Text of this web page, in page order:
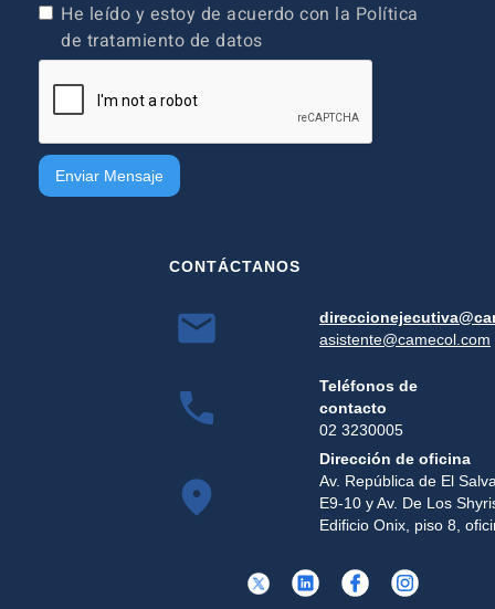
He leído y estoy de acuerdo con la Política
de tratamiento de datos
CONTÁCTANOS
asistente@camecol.com
Teléfonos de
contacto
02 3230005
Dirección de oficina
Av. República de El
E9-10 y Av. De Los
Edificio Onix, piso 8,